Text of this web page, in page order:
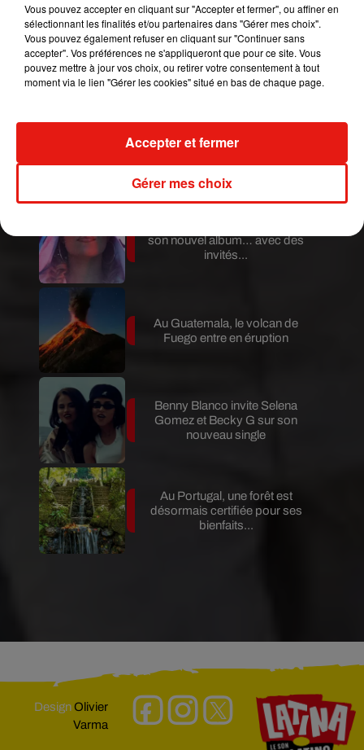
Guatemala : l'éruption du volcan
de Fuego est terminée
Le fourmilier géant fait son retour
son nouvel album… avec des
invités...
Au Guatemala, le volcan de
Fuego entre en éruption
Benny Blanco invite Selena
Gomez et Becky G sur son
nouveau single
Au Portugal, une forêt est
désormais certifiée pour ses
bienfaits...
DesignOlivier
Varma
Vous pouvez accepter en cliquant sur "Accepter et fermer", ou affiner en
sélectionnant les finalités et/ou partenaires dans "Gérer mes choix".
Vous pouvez également refuser en cliquant sur "Continuer sans
accepter". Vos préférences ne s'appliqueront que pour ce site. Vous
pouvez mettre à jour vos choix, ou retirer votre consentement à tout
moment via le lien "Gérer les cookies" situé en bas de chaque page.
Gérer mes choix
Accepter et fermer